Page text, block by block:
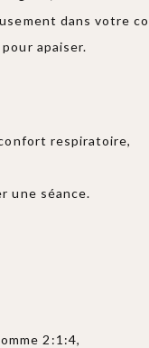
dans votre
apaiser.
respiratoire,
une séance.
2:1:4,